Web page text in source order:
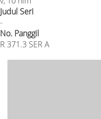
Judul Seri
-
No. Panggil
R 371.3 SER A